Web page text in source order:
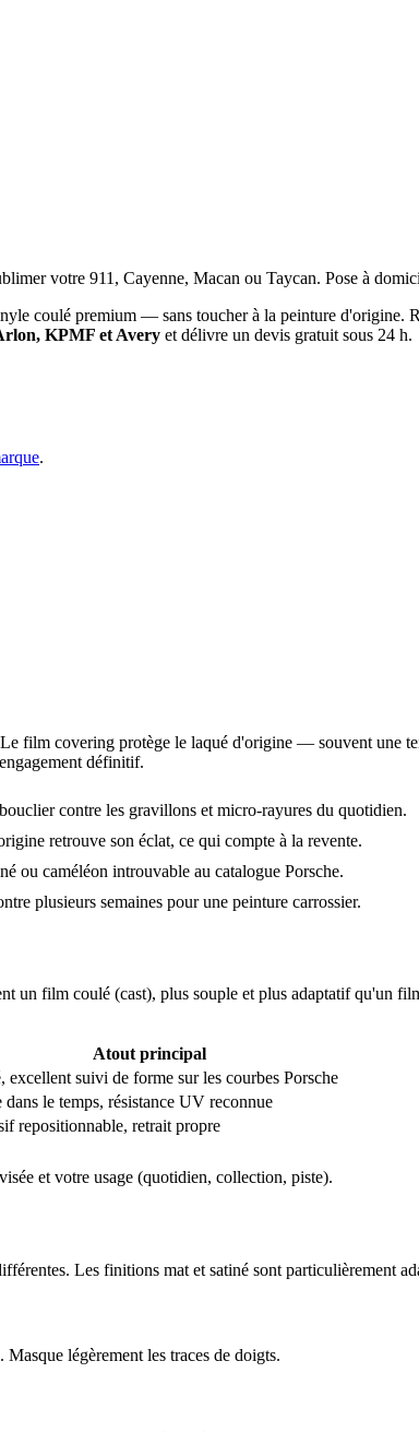
votre 911, Cayenne, Macan ou Taycan. Pose à
coulé premium — sans toucher à la peinture d'origine.
KPMF et Avery et délivre un devis gratuit sous 24 h.
.
film covering protège le laqué d'origine — souvent une
définitif.
contre les gravillons et micro-rayures du quotidien.
retrouve son éclat, ce qui compte à la revente.
ou caméléon introuvable au catalogue Porsche.
plusieurs semaines pour une peinture carrossier.
un film coulé (cast), plus souple et plus adaptatif qu'un
Atout principal
excellent suivi de forme sur les courbes Porsche
dans le temps, résistance UV reconnue
repositionnable, retrait propre
et votre usage (quotidien, collection, piste).
Les finitions mat et satiné sont particulièrement
légèrement les traces de doigts.